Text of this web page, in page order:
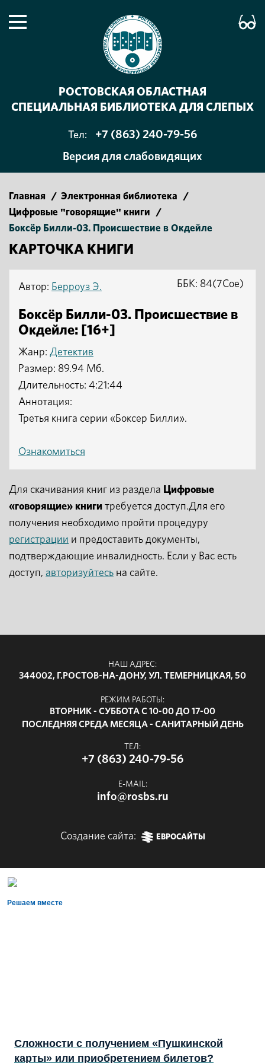
РОСТОВСКАЯ ОБЛАСТНАЯ
СПЕЦИАЛЬНАЯ БИБЛИОТЕКА ДЛЯ СЛЕПЫХ
Тел:
+7 (863) 240-79-56
Версия для слабовидящих
Главная / Электронная библиотека
/
Цифровые "говорящие" книги
/
Боксёр Билли-03. Происшествие в Окдейле
КАРТОЧКА КНИГИ
Автор: Берроуз Э.
Боксёр Билли-03. Происшествие в
Окдейле: [16+]
Жанр: Детектив
ББК: 84(7Сое)
Размер: 89.94 Мб.
Длительность: 4:21:44
Аннотация:
Третья книга серии «Боксер Билли».
Ознакомиться
Для скачивания книг из раздела Цифровые
«говорящие» книги требуется доступ.Для его
получения необходимо пройти процедуру
регистрации и предоставить документы,
подтверждающие инвалидность. Если у Вас есть
доступ, авторизуйтесь на сайте.
НАШ АДРЕС:
344002, Г.РОСТОВ-НА-ДОНУ, УЛ. ТЕМЕРНИЦКАЯ, 50
РЕЖИМ РАБОТЫ:
ВТОРНИК - СУББОТА С 10-00 ДО 17-00
ПОСЛЕДНЯЯ СРЕДА МЕСЯЦА - САНИТАРНЫЙ ДЕНЬ
ТЕЛ:
+7 (863) 240-79-56
E-MAIL:
info@rosbs.ru
Создание сайта: ЕВРОСАЙТЫ
Решаем вместе
Сложности с получением «Пушкинской
карты» или приобретением билетов?